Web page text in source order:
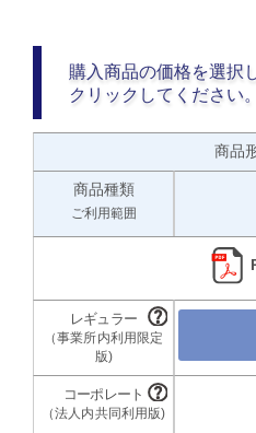
購入商品の価格を選択
クリックしてください。
商品
商品種類
ご利用範囲